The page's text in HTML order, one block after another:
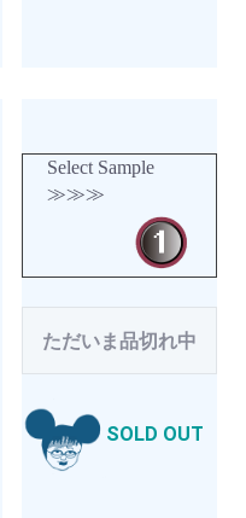
Select Sample
≫≫≫
ただいま品切れ中
SOLD OUT